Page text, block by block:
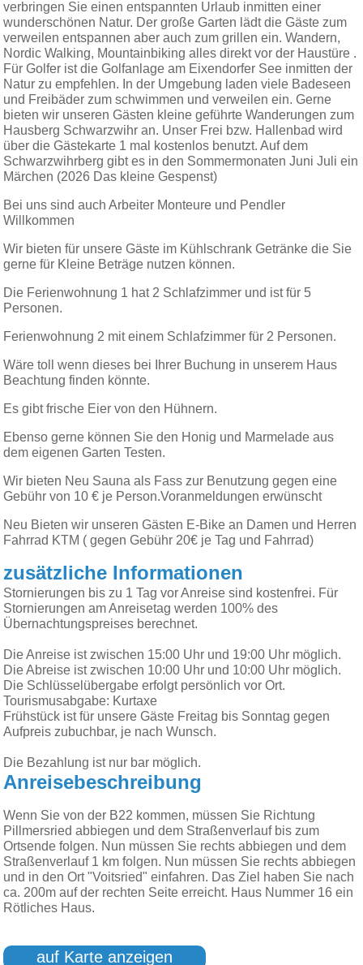
verbringen Sie einen entspannten Urlaub inmitten einer
wunderschönen Natur. Der große Garten lädt die Gäste zum
verweilen entspannen aber auch zum grillen ein. Wandern,
Nordic Walking, Mountainbiking alles direkt vor der Haustüre .
Für Golfer ist die Golfanlage am Eixendorfer See inmitten der
Natur zu empfehlen. In der Umgebung laden viele Badeseen
und Freibäder zum schwimmen und verweilen ein. Gerne
bieten wir unseren Gästen kleine geführte Wanderungen zum
Hausberg Schwarzwihr an. Unser Frei bzw. Hallenbad wird
über die Gästekarte 1 mal kostenlos benutzt. Auf dem
Schwarzwihrberg gibt es in den Sommermonaten Juni Juli ein
Märchen (2026 Das kleine Gespenst)
Bei uns sind auch Arbeiter Monteure und Pendler
Willkommen
Wir bieten für unsere Gäste im Kühlschrank Getränke die Sie
gerne für Kleine Beträge nutzen können.
Die Ferienwohnung 1 hat 2 Schlafzimmer und ist für 5
Personen.
Ferienwohnung 2 mit einem Schlafzimmer für 2 Personen.
Wäre toll wenn dieses bei Ihrer Buchung in unserem Haus
Beachtung finden könnte.
Es gibt frische Eier von den Hühnern.
Ebenso gerne können Sie den Honig und Marmelade aus
dem eigenen Garten Testen.
Wir bieten Neu Sauna als Fass zur Benutzung gegen eine
Gebühr von 10 € je Person.Voranmeldungen erwünscht
Neu Bieten wir unseren Gästen E-Bike an Damen und Herren
Fahrrad KTM ( gegen Gebühr 20€ je Tag und Fahrrad)
zusätzliche Informationen
Stornierungen bis zu 1 Tag vor Anreise sind kostenfrei. Für
Stornierungen am Anreisetag werden 100% des
Übernachtungspreises berechnet.
Die Anreise ist zwischen 15:00 Uhr und 19:00 Uhr möglich.
Die Abreise ist zwischen 10:00 Uhr und 10:00 Uhr möglich.
Die Schlüsselübergabe erfolgt persönlich vor Ort.
Tourismusabgabe: Kurtaxe
Frühstück ist für unsere Gäste Freitag bis Sonntag gegen
Aufpreis zubuchbar, je nach Wunsch.
Die Bezahlung ist nur bar möglich.
Anreisebeschreibung
Wenn Sie von der B22 kommen, müssen Sie Richtung
Pillmersried abbiegen und dem Straßenverlauf bis zum
Ortsende folgen. Nun müssen Sie rechts abbiegen und dem
Straßenverlauf 1 km folgen. Nun müssen Sie rechts abbiegen
und in den Ort "Voitsried" einfahren. Das Ziel haben Sie nach
ca. 200m auf der rechten Seite erreicht. Haus Nummer 16 ein
Rötliches Haus.
auf Karte anzeigen